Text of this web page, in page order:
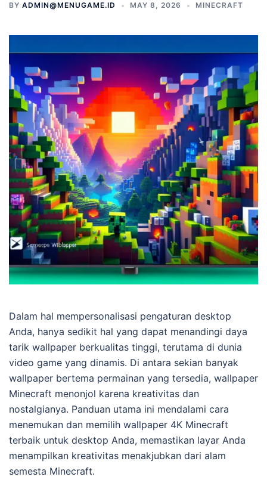
BY ADMIN@MENUGAME.ID MAY 8, 2026 MINECRAFT
Dalam hal mempersonalisasi pengaturan desktop
Anda, hanya sedikit hal yang dapat menandingi daya
tarik wallpaper berkualitas tinggi, terutama di dunia
video game yang dinamis. Di antara sekian banyak
wallpaper bertema permainan yang tersedia, wallpaper
Minecraft menonjol karena kreativitas dan
nostalgianya. Panduan utama ini mendalami cara
menemukan dan memilih wallpaper 4K Minecraft
terbaik untuk desktop Anda, memastikan layar Anda
menampilkan kreativitas menakjubkan dari alam
semesta Minecraft.